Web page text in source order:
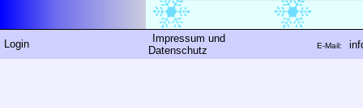
Login
Impressum und
Datenschutz
E-Mail: